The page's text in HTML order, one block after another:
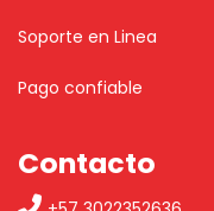
Soporte en Linea
Pago confiable
Contacto